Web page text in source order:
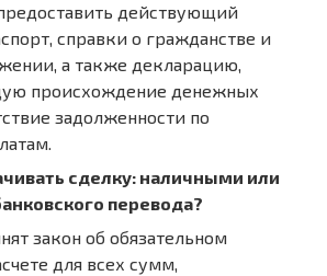
действующий
справки о гражданстве и
а также декларацию,
происхождение денежных
задолженности по
сделку: наличными или
перевода?
закон об обязательном
для всех сумм,